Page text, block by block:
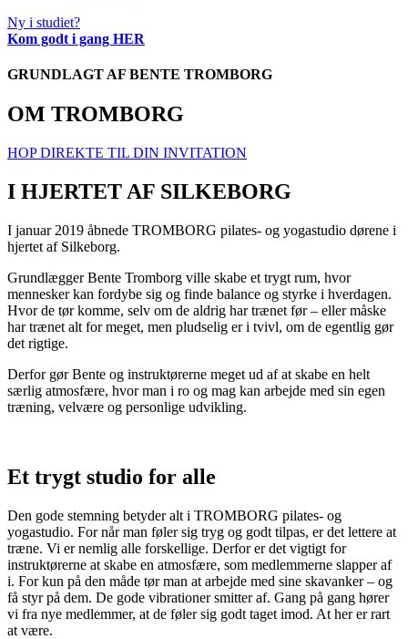
Ny i studiet?
Kom godt i gang HER
GRUNDLAGT AF BENTE TROMBORG
OM TROMBORG
HOP DIREKTE TIL DIN INVITATION
I HJERTET AF SILKEBORG
I januar 2019 åbnede TROMBORG pilates- og yogastudio dørene i
hjertet af Silkeborg.
Grundlægger Bente Tromborg ville skabe et trygt rum, hvor
mennesker kan fordybe sig og finde balance og styrke i hverdagen.
Hvor de tør komme, selv om de aldrig har trænet før – eller måske
har trænet alt for meget, men pludselig er i tvivl, om de egentlig gør
det rigtige.
Derfor gør Bente og instruktørerne meget ud af at skabe en helt
særlig atmosfære, hvor man i ro og mag kan arbejde med sin egen
træning, velvære og personlige udvikling.
Et trygt studio for alle
Den gode stemning betyder alt i TROMBORG pilates- og
yogastudio. For når man føler sig tryg og godt tilpas, er det lettere at
træne. Vi er nemlig alle forskellige. Derfor er det vigtigt for
instruktørerne at skabe en atmosfære, som medlemmerne slapper af
i. For kun på den måde tør man at arbejde med sine skavanker – og
få styr på dem. De gode vibrationer smitter af. Gang på gang hører
vi fra nye medlemmer, at de føler sig godt taget imod. At her er rart
at være.